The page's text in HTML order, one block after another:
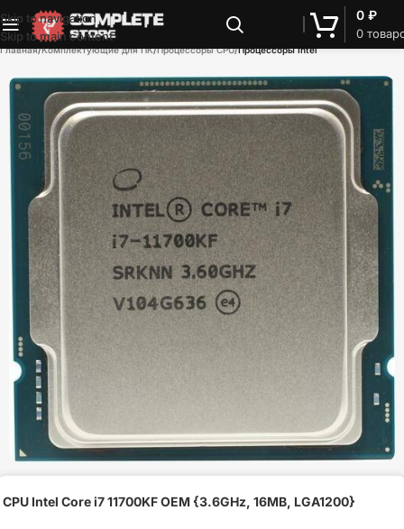
Skip to navigation
Skip to main content
0
0 ₽
Главная Комплектующие для ПК Процессоры CPU Процессоры Intel
CPU Intel Core i7 11700KF OEM {3.6GHz, 16MB, LGA1200}